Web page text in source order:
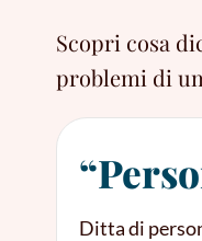
Scopri cosa
problemi di
Ditta di